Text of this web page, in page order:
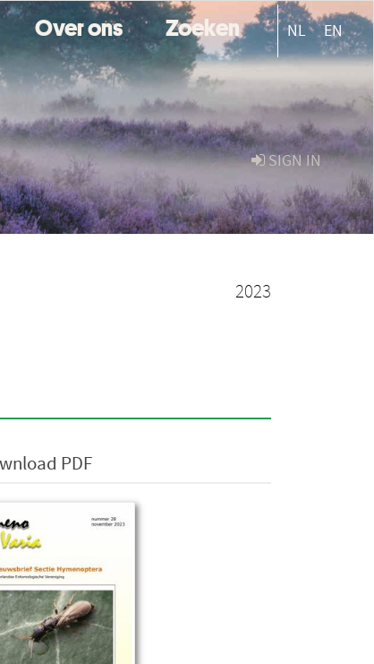
Over ons Zoeken NL EN
SIGN IN
2023
PDF